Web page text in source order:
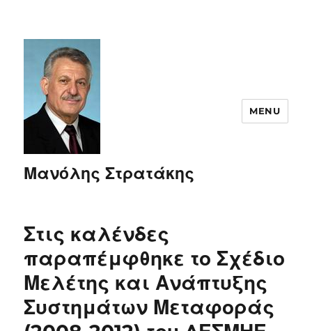
Μανόλης Στρατάκης
MENU
Στις καλένδες
παραπέμφθηκε το Σχέδιο
Μελέτης και Ανάπτυξης
Συστημάτων Μεταφοράς